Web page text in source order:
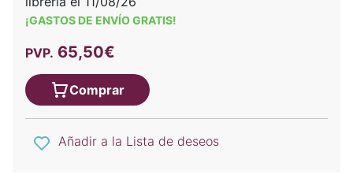
¡GASTOS DE ENVÍO GRATIS!
PVP. 65,50€
Comprar
Añadir a la Lista de deseos